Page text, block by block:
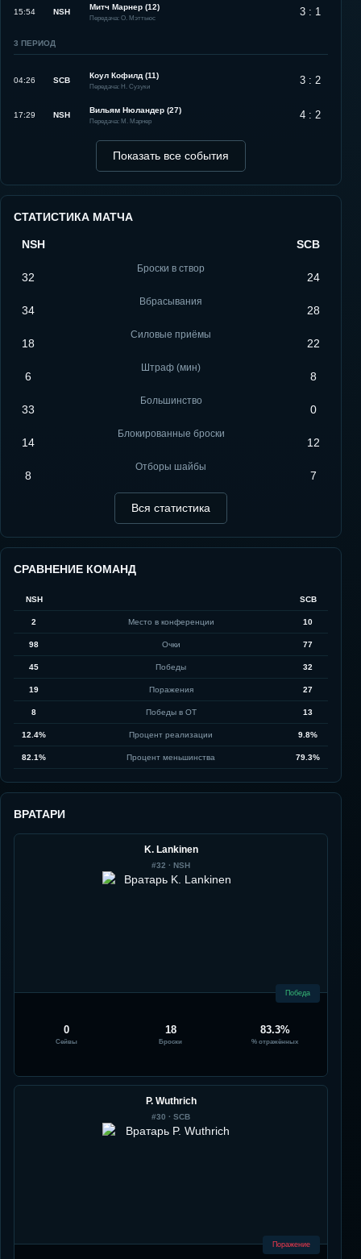
15:54 NSH
Митч Марнер (12)
Передача: О. Мэттьюс 3 : 1
3 ПЕРИОД
04:26 SCB
Коул Кофилд (11)
Передача: Н. Сузуки 3 : 2
17:29 NSH
Вильям Нюландер (27)
Передача: М. Марнер 4 : 2
Показать все события
СТАТИСТИКА МАТЧА
NSH SCB
32
Броски в створ
24
34
Вбрасывания
28
18
Силовые приёмы
22
6
Штраф (мин)
8
33
Большинство
0
14
Блокированные броски
12
8
Отборы шайбы
7
Вся статистика
СРАВНЕНИЕ КОМАНД
NSH SCB
2 Место в конференции 10
98 Очки 77
45 Победы 32
19 Поражения 27
8 Победы в ОТ 13
12.4% Процент реализации 9.8%
82.1% Процент меньшинства 79.3%
ВРАТАРИ
K. Lankinen
#32 · NSH
Победа
0
Сейвы
18
Броски
83.3%
% отражённых
P. Wuthrich
#30 · SCB
Поражение